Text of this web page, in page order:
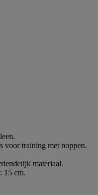
voor training met noppen.
materiaal.
15 cm.